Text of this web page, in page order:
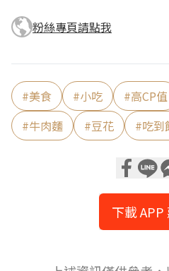
粉絲專頁請點我
#美食 #小吃 #高CP值
#牛肉麵 #豆花 #吃到
下載 APP